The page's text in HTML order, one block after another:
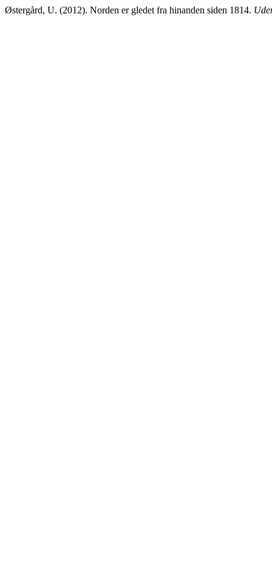
Østergård, U. (2012). Norden er gledet fra hinanden siden 1814.